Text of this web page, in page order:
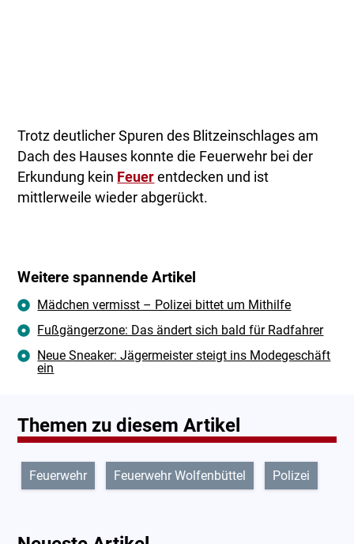
Trotz deutlicher Spuren des Blitzeinschlages am
Dach des Hauses konnte die Feuerwehr bei der
Erkundung kein Feuer entdecken und ist
mittlerweile wieder abgerückt.
Weitere spannende Artikel
Mädchen vermisst – Polizei bittet um Mithilfe
Fußgängerzone: Das ändert sich bald für Radfahrer
Neue Sneaker: Jägermeister steigt ins Modegeschäft
ein
Themen zu diesem Artikel
Feuerwehr Feuerwehr Wolfenbüttel Polizei